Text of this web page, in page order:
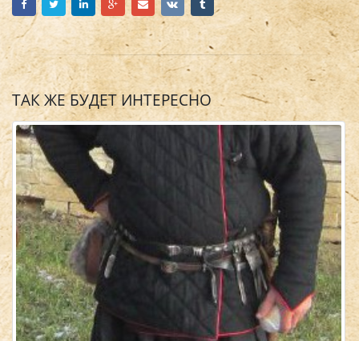
ТАК ЖЕ БУДЕТ ИНТЕРЕСНО